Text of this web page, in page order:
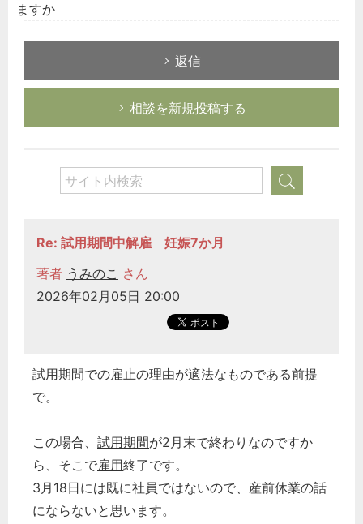
ますか
返信
相談を新規投稿する
Re: 試用期間中解雇 妊娠7か月
著者 うみのこ さん
2026年02月05日 20:00
試用期間での雇止の理由が適法なものである前提
で。
この場合、 試用期間が2月末で終わりなのですか
ら、そこで雇用終了です。
3月18日には既に社員ではないので、産前休業の話
にならないと思います。